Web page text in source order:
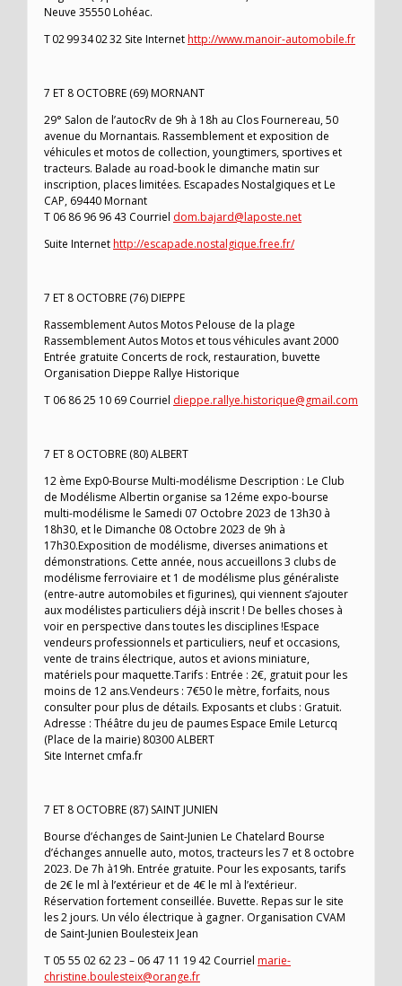
Neuve 35550 Lohéac.
T 02 99 34 02 32 Site Internethttp://www.manoir-automobile.fr
7 ET 8 OCTOBRE (69) MORNANT
29° Salon de l’autocRv de 9h à 18h au Clos Fournereau, 50
avenue du Mornantais. Rassemblement et exposition de
véhicules et motos de collection, youngtimers, sportives et
tracteurs. Balade au road-book le dimanche matin sur
inscription, places limitées. Escapades Nostalgiques et Le
CAP, 69440 Mornant
T 06 86 96 96 43 Courriel dom.bajard@laposte.net
Suite Internethttp://escapade.nostalgique.free.fr/
7 ET 8 OCTOBRE (76) DIEPPE
Rassemblement Autos Motos Pelouse de la plage
Rassemblement Autos Motos et tous véhicules avant 2000
Entrée gratuite Concerts de rock, restauration, buvette
Organisation Dieppe Rallye Historique
T 06 86 25 10 69 Courriel dieppe.rallye.historique@gmail.com
7 ET 8 OCTOBRE (80) ALBERT
12 ème Exp0-Bourse Multi-modélisme Description : Le Club
de Modélisme Albertin organise sa 12éme expo-bourse
multi-modélisme le Samedi 07 Octobre 2023 de 13h30 à
18h30, et le Dimanche 08 Octobre 2023 de 9h à
17h30.Exposition de modélisme, diverses animations et
démonstrations. Cette année, nous accueillons 3 clubs de
modélisme ferroviaire et 1 de modélisme plus généraliste
(entre-autre automobiles et figurines), qui viennent s’ajouter
aux modélistes particuliers déjà inscrit ! De belles choses à
voir en perspective dans toutes les disciplines !Espace
vendeurs professionnels et particuliers, neuf et occasions,
vente de trains électrique, autos et avions miniature,
matériels pour maquette.Tarifs : Entrée : 2€, gratuit pour les
moins de 12 ans.Vendeurs : 7€50 le mètre, forfaits, nous
consulter pour plus de détails. Exposants et clubs : Gratuit.
Adresse : Théâtre du jeu de paumes Espace Emile Leturcq
(Place de la mairie) 80300 ALBERT
Site Internet cmfa.fr
7 ET 8 OCTOBRE (87) SAINT JUNIEN
Bourse d’échanges de Saint-Junien Le Chatelard Bourse
d’échanges annuelle auto, motos, tracteurs les 7 et 8 octobre
2023. De 7h à19h. Entrée gratuite. Pour les exposants, tarifs
de 2€ le ml à l’extérieur et de 4€ le ml à l’extérieur.
Réservation fortement conseillée. Buvette. Repas sur le site
les 2 jours. Un vélo électrique à gagner. Organisation CVAM
de Saint-Junien Boulesteix Jean
T 05 55 02 62 23 – 06 47 11 19 42 Courriel marie-
christine.boulesteix@orange.fr